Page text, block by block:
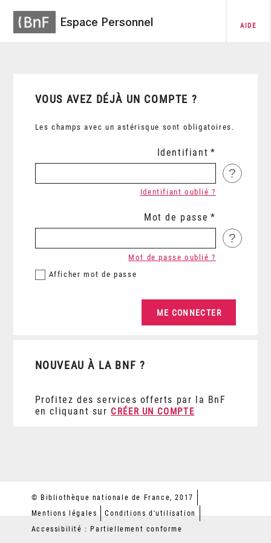
Espace Personnel AIDE
VOUS AVEZ DÉJÀ UN COMPTE ?
Les champs avec un astérisque sont obligatoires.
Identifiant
?
Identifiant oublié ?
Mot de passe
?
Afficher mot de passe
Mot de passe oublié ?
NOUVEAU À LA BNF ?
Profitez des services offerts par la BnF
en cliquant sur CRÉER UN COMPTE
© Bibliothèque nationale de France, 2017
Mentions légales
Conditions d'utilisation
Accessibilité : Partiellement conforme